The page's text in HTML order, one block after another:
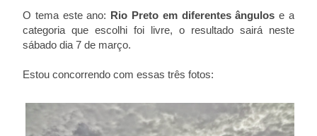
O tema este ano: Rio Preto em diferentes ângulose a
categoria que escolhi foi livre, o resultado sairá neste
sábado dia 7 de março.
Estou concorrendo com essas três fotos: